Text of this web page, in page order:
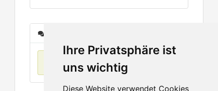
Ihre Privatsphäre ist
uns wichtig
Diese Website verwendet Cookies